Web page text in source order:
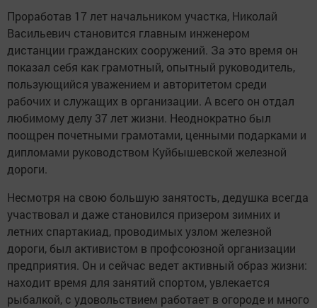
Проработав 17 лет начальником участка, Николай
Васильевич становится главным инженером
дистанции гражданских сооружений. За это время он
показал себя как грамотный, опытный руководитель,
пользующийся уважением и авторитетом среди
рабочих и служащих в организации. А всего он отдал
любимому делу 37 лет жизни. Неоднократно был
поощрен почетными грамотами, ценными подарками и
дипломами руководством Куйбышевской железной
дороги.
Несмотря на свою большую занятость, дедушка всегда
участвовал и даже становился призером зимних и
летних спартакиад, проводимых узлом железной
дороги, был активистом в профсоюзной организации
предприятия. Он и сейчас ведет активный образ жизни:
находит время для занятий спортом, увлекается
рыбалкой, с удовольствием работает в огороде и много